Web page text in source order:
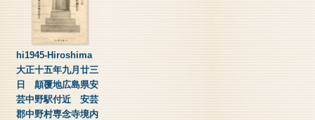
hi1945-Hiroshima
大正十五年九月廿三
日 顛覆地広島県安
芸中野駅付近 安芸
郡中野村専念寺境内